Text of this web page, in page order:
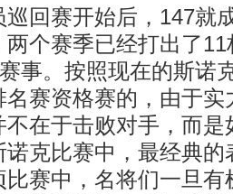
赛开始后，147就
个赛季已经打出了
事。按照现在的斯诺
赛资格赛的，由于实
在于击败对手，而是
克比赛中，最经典的
赛中，名将们一旦有